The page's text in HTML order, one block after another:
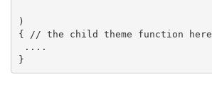
)
{ // the child theme function here